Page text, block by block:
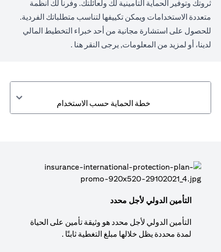
ثروتك وتوفير الحماية التأمينية لك ولعائلتك. وفرنا لك أنظمة
متعددة الاستخدامات ويمكن تكييفها لتناسب متطلباتك الفردية.
للحصول على استشارة مجانية من أحد خبراء التخطيط المالي
لدينا، أو لمزيد من المعلومات, يرجى النقر هنا .
خطة الحماية حسب الاستخدام
التأمين الدولي لأجل محدد
التأمين الدولي لأجل محدد هو وثيقة تأمين على الحياة
لمدة محددة يظل خلالها مبلغ التغطية ثابتًا .